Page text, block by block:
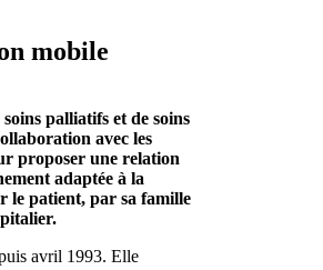
mobile
palliatifs et de soins
avec les
proposer une relation
adaptée à la
le patient, par sa famille
avril 1993. Elle